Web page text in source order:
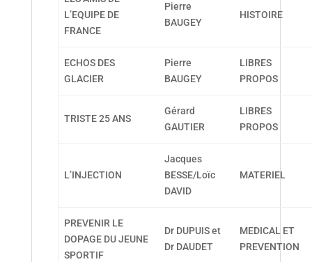
L’EQUIPE DE
FRANCE
Pierre
BAUGEY
HISTOIRE
ECHOS DES
GLACIER
Pierre
BAUGEY
LIBRES
PROPOS
TRISTE 25 ANS
Gérard
GAUTIER
LIBRES
PROPOS
L’INJECTION
Jacques
BESSE/Loïc
DAVID
MATERIEL
PREVENIR LE
DOPAGE DU JEUNE
SPORTIF
Dr DUPUIS et
Dr DAUDET
MEDICAL ET
PREVENTION